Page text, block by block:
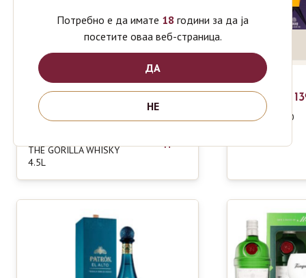
THE GORILLA WHISKY
4.5L
1800
MILENIO
EXTRA ANEJO
Потребно е да имате 18 години за да ја
посетите оваа веб-страница.
ДА
НЕ